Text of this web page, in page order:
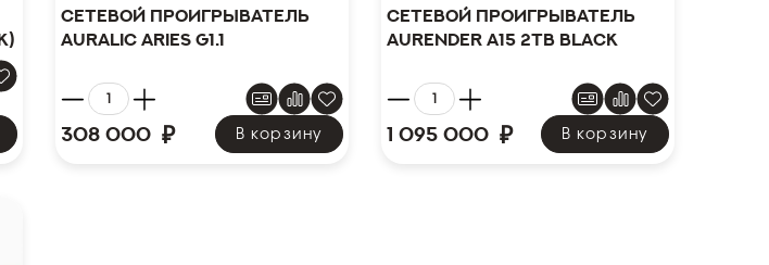
Сетевой проигрыватель
AURALiC ARIES G1.1
308 000 ₽ В корзину
Сетевой проигрыватель
Aurender A15 2TB Black
1 095 000 ₽ В корзину